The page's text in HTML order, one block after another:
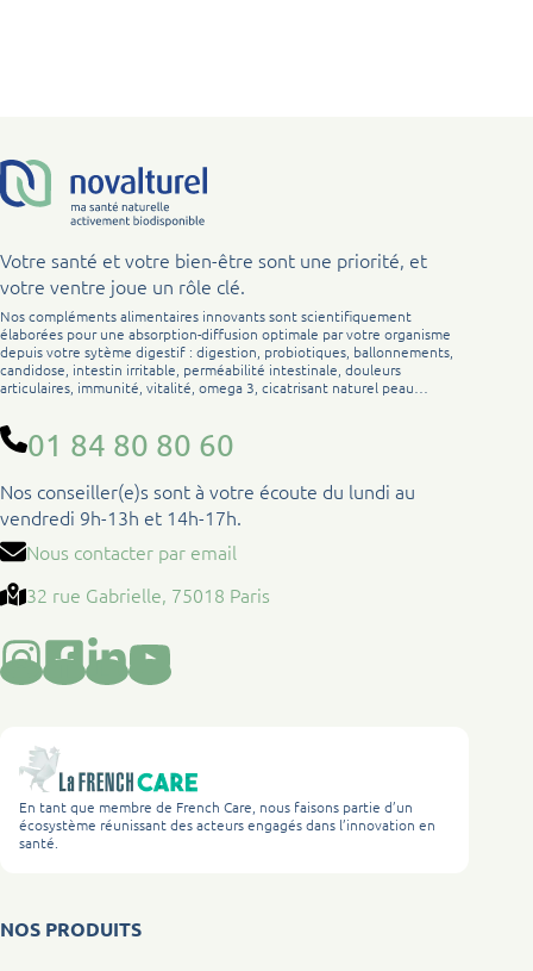
Votre santé et votre bien-être sont une priorité, et
votre ventre joue un rôle clé.
Nos compléments alimentaires innovants sont scientifiquement
élaborées pour une absorption-diffusion optimale par votre organisme
depuis votre sytème digestif : digestion, probiotiques, ballonnements,
candidose, intestin irritable, perméabilité intestinale, douleurs
articulaires, immunité, vitalité, omega 3, cicatrisant naturel peau…
01 84 80 80 60
Nos conseiller(e)s sont à votre écoute du lundi au
vendredi 9h-13h et 14h-17h.
Nous contacter par email
32 rue Gabrielle, 75018 Paris
En tant que membre de French Care, nous faisons partie d’un
écosystème réunissant des acteurs engagés dans l’innovation en
santé.
NOS PRODUITS